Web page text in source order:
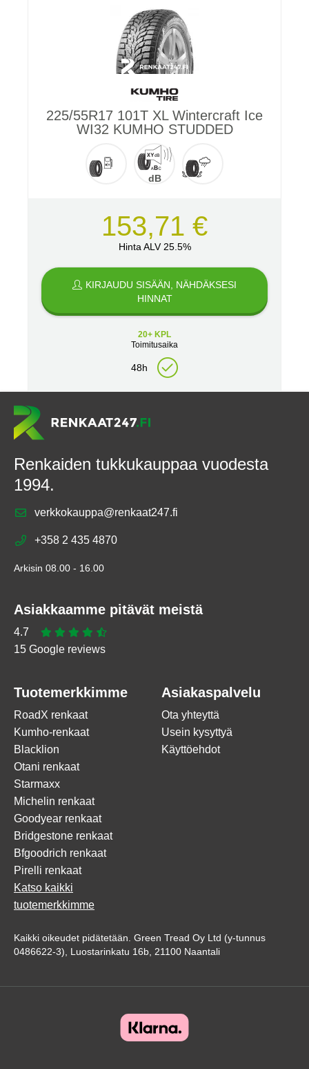
225/55R17 101T XL Wintercraft Ice
WI32 KUMHO STUDDED
dB
153,71 €
Hinta ALV 25.5%
KIRJAUDU SISÄÄN, NÄHDÄKSESI
HINNAT
20+ KPL
Toimitusaika
48h
Renkaiden tukkukauppaa vuodesta
1994.
verkkokauppa@renkaat247.fi
+358 2 435 4870
Arkisin 08.00 - 16.00
Asiakkaamme pitävät meistä
4.7
15 Google reviews
Tuotemerkkimme
RoadX renkaat
Kumho-renkaat
Blacklion
Otani renkaat
Starmaxx
Michelin renkaat
Goodyear renkaat
Bridgestone renkaat
Bfgoodrich renkaat
Pirelli renkaat
Katso kaikki
tuotemerkkimme
Asiakaspalvelu
Ota yhteyttä
Usein kysyttyä
Käyttöehdot
Kaikki oikeudet pidätetään. Green Tread Oy Ltd (y-tunnus
0486622-3), Luostarinkatu 16b, 21100 Naantali